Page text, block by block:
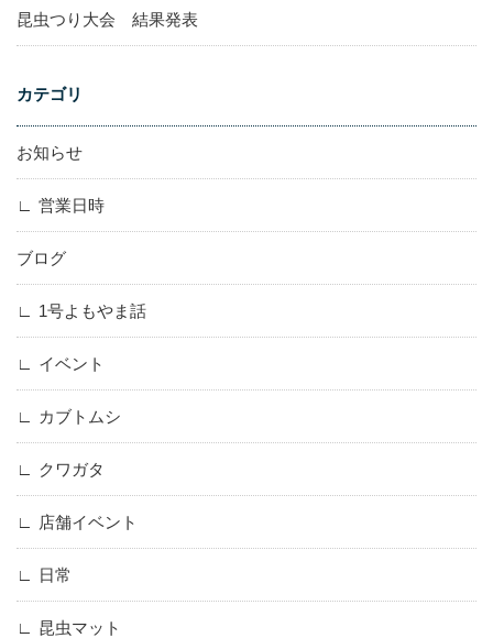
昆虫つり大会 結果発表
カテゴリ
お知らせ
営業日時
ブログ
1号よもやま話
イベント
カブトムシ
クワガタ
店舗イベント
日常
昆虫マット